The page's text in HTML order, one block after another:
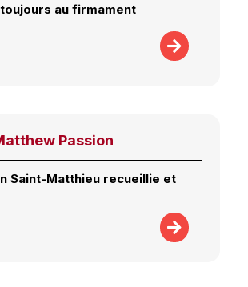
au firmament
Passion
Saint-Matthieu recueillie et